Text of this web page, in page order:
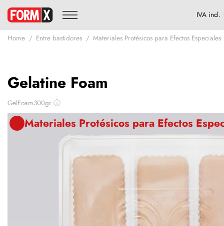
Home Entre bastidores Materiales Protésicos para Efectos Especiales
Gelatine Foam
GelFoam300gr ⓘ
Materiales Protésicos para Efectos